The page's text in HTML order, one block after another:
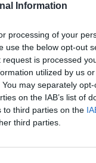
Information
processing of your
use the below opt-out
is processed
utilized by us
may separately
on the IAB’s list of
to third parties on the
third parties.
, amb el
i
de
per obtenir
millor
per a